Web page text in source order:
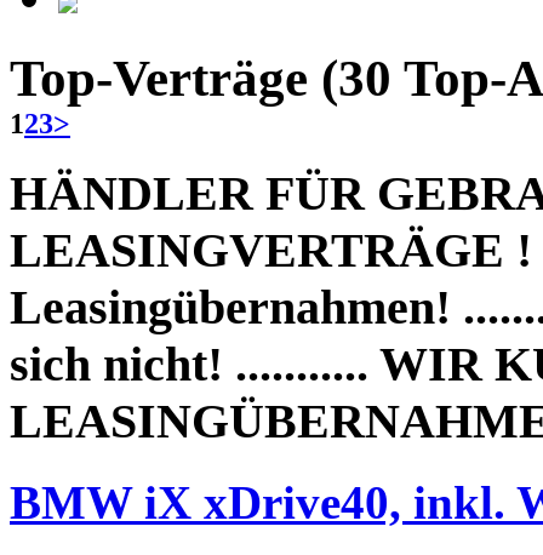
Top-Verträge (30 Top-
123>
HÄNDLER FÜR
LEASINGVERTRÄGE !
Leasingübernahmen!
sich nicht! ........... WIR
BMW iX xDrive40, inkl.